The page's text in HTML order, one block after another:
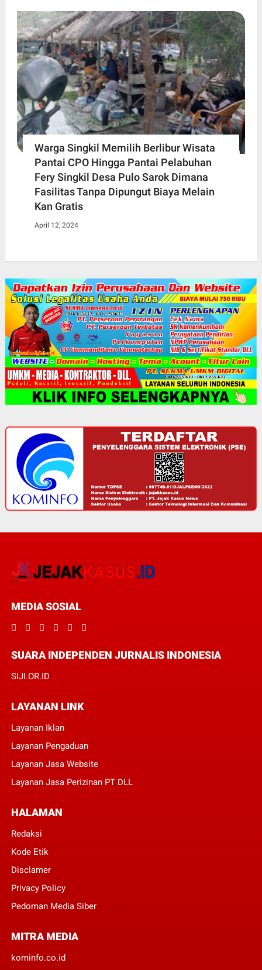
Warga Singkil Memilih Berlibur Wisata
Pantai CPO Hingga Pantai Pelabuhan
Fery Singkil Desa Pulo Sarok Dimana
Fasilitas Tanpa Dipungut Biaya Melain
Kan Gratis
April 12, 2024
MEDIA SOSIAL
SUARA INDEPENDEN JURNALIS INDONESIA
SIJI.OR.ID
LAYANAN LINK
Layanan Iklan
Layanan Pengaduan
Layanan Jasa Website
Layanan Jasa Perizinan PT DLL
HALAMAN
Redaksi
Kode Etik
Disclamer
Privacy Policy
Pedoman Media Siber
MITRA MEDIA
kominfo.co.id